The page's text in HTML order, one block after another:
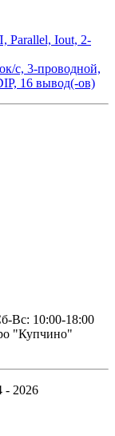
Parallel, Iout, 2-
с, 3-проводной,
16 вывод(-ов)
Вс: 10:00-18:00
"Купчино"
- 2026